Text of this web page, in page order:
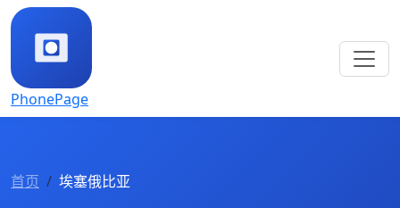
PhonePage
首页 埃塞俄比亚